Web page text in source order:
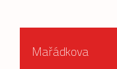
Mařádkova